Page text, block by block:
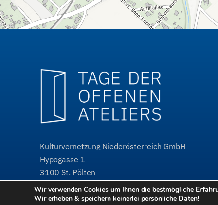
Kulturvernetzung Niederösterreich GmbH
Hypogasse 1
3100 St. Pölten
@ tdoa@kulturvernetzung.at
Wir verwenden Cookies um Ihnen die bestmögliche
Wir erheben & speichern keinerlei persönliche Daten!